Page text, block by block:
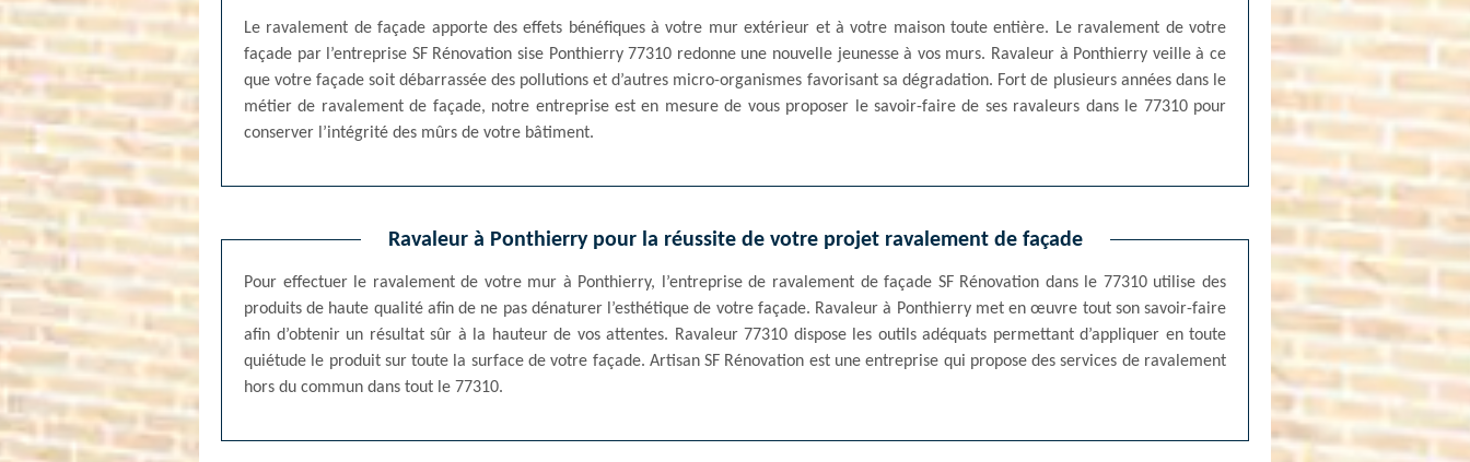
Le ravalement de façade apporte des effets bénéfiques à votre mur extérieur et à votre maison toute entière. Le ravalement de votre
façade par l’entreprise SF Rénovation sise Ponthierry 77310 redonne une nouvelle jeunesse à vos murs. Ravaleur à Ponthierry veille à ce
que votre façade soit débarrassée des pollutions et d’autres micro-organismes favorisant sa dégradation. Fort de plusieurs années dans le
métier de ravalement de façade, notre entreprise est en mesure de vous proposer le savoir-faire de ses ravaleurs dans le 77310 pour
conserver l’intégrité des mûrs de votre bâtiment.
Ravaleur à Ponthierry pour la réussite de votre projet ravalement de façade
Pour effectuer le ravalement de votre mur à Ponthierry, l’entreprise de ravalement de façade SF Rénovation dans le 77310 utilise des
produits de haute qualité afin de ne pas dénaturer l’esthétique de votre façade. Ravaleur à Ponthierry met en œuvre tout son savoir-faire
afin d’obtenir un résultat sûr à la hauteur de vos attentes. Ravaleur 77310 dispose les outils adéquats permettant d’appliquer en toute
quiétude le produit sur toute la surface de votre façade. Artisan SF Rénovation est une entreprise qui propose des services de ravalement
hors du commun dans tout le 77310.